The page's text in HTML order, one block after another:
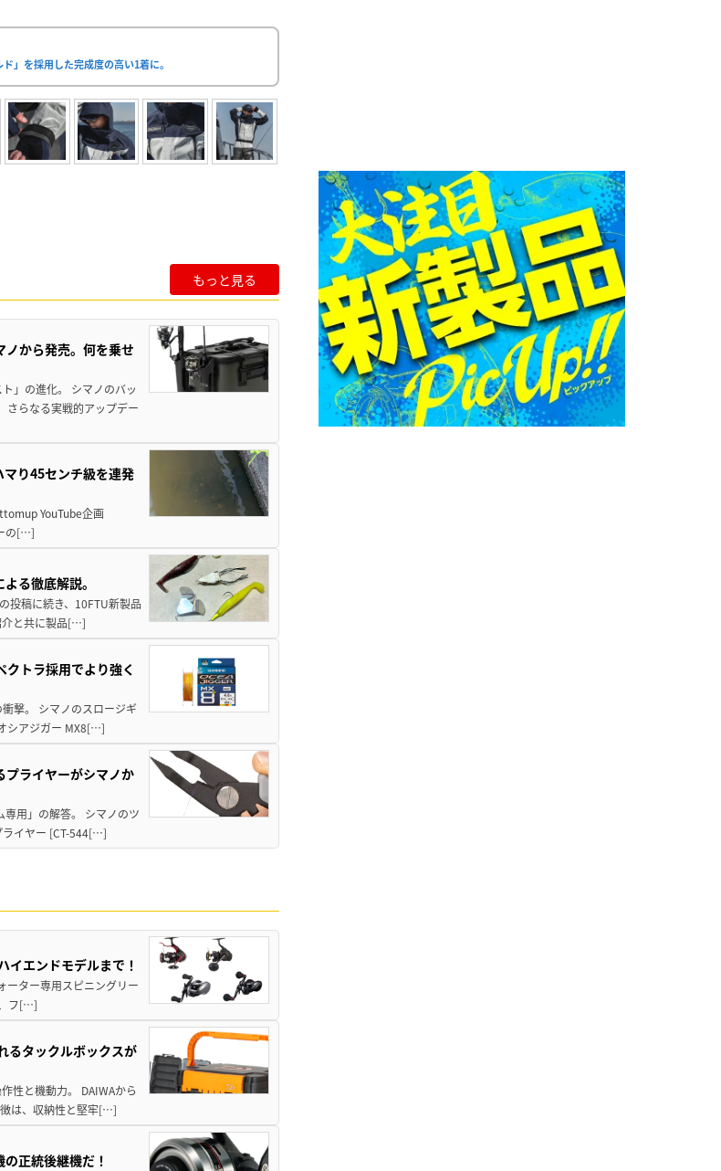
」を採用した完成度の高い1着に。
もっと見る
ノから発売。何を乗せ
」の進化。 シマノのバッ
さらなる実戦的アップデー
り45センチ級を連発
YouTube企画
の[…]
る徹底解説。
投稿に続き、10FTU新製品
介と共に製品[…]
トラ採用でより強く
撃。 シマノのスロージギ
シアジガー MX8[…]
プライヤーがシマノか
用」の解答。 シマノのツ
ライヤー [CT-544[…]
イエンドモデルまで！
ーター専用スピニングリー
フ[…]
るタックルボックスが
性と機動力。 DAIWAから
は、収納性と堅牢[…]
正統後継機だ！